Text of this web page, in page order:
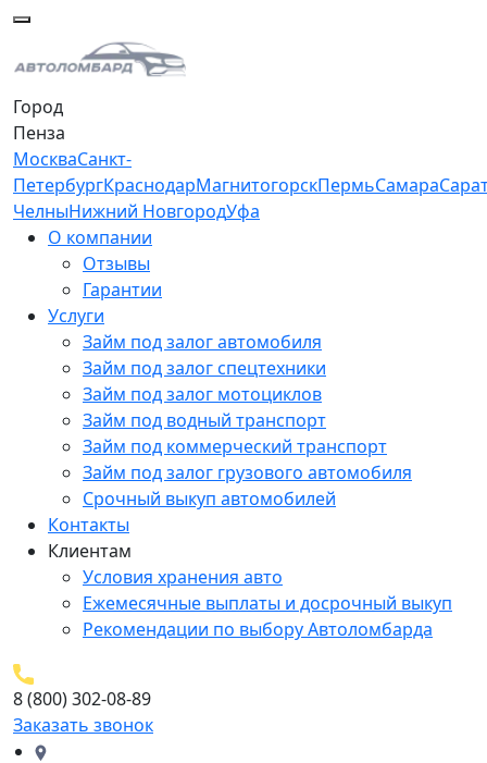
Город
Пенза
МоскваСанкт-
ПетербургКраснодарМагнитогорскПермьСамара
ЧелныНижний НовгородУфа
О компании
Отзывы
Гарантии
Услуги
Займ под залог автомобиля
Займ под залог спецтехники
Займ под залог мотоциклов
Займ под водный транспорт
Займ под коммерческий транспорт
Займ под залог грузового автомобиля
Срочный выкуп автомобилей
Контакты
Клиентам
Условия хранения авто
Ежемесячные выплаты и досрочный выкуп
Рекомендации по выбору Автоломбарда
8 (800) 302-08-89
Заказать звонок